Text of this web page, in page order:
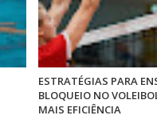
ESTRATÉGIAS PARA
BLOQUEIO NO
MAIS EFICIÊNCIA